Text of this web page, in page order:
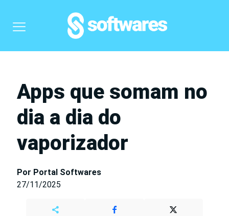
Apps que somam no
dia a dia do
vaporizador
Por Portal Softwares
27/11/2025